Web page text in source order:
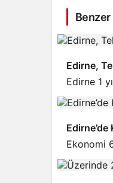
Edirne,
Edirne 1
Ekonomi